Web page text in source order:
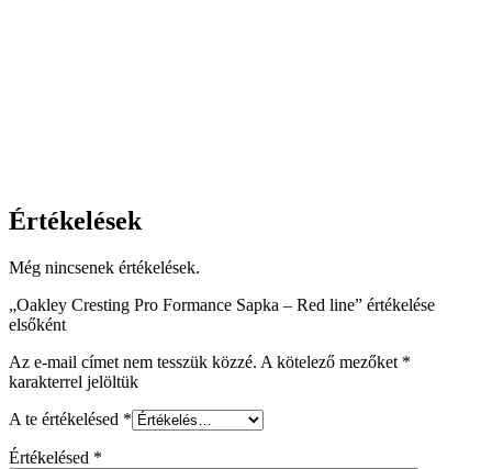
Értékelések
Még nincsenek értékelések.
„Oakley Cresting Pro Formance Sapka – Red line” értékelése
elsőként
Az e-mail címet nem tesszük közzé. A kötelező mezőket *
karakterrel jelöltük
A te értékelésed *
Értékelésed *